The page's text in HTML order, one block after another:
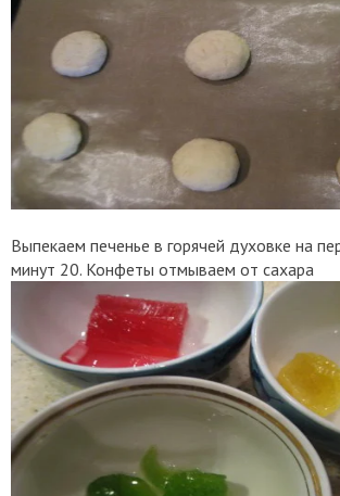
Выпекаем печенье в горячей духовке на
минут 20. Конфеты отмываем от сахара